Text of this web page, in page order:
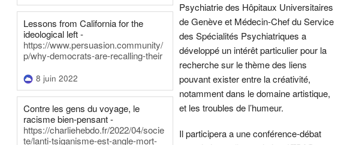
Lessons from California for the
ideological left -
https://www.persuasion.community/
p/why-democrats-are-recalling-their
8 juin 2022
Contre les gens du voyage, le
racisme bien-pensant -
https://charliehebdo.fr/2022/04/socie
te/lanti-tsiganisme-est-angle-mort-
Psychiatrie des Hôpitaux Universitaires
de Genève et Médecin-Chef du Service
des Spécialités Psychiatriques a
développé un intérêt particulier pour la
recherche sur le thème des liens
pouvant exister entre la créativité,
notamment dans le domaine artistique,
et les troubles de l’humeur.
Il participera a une conférence-débat